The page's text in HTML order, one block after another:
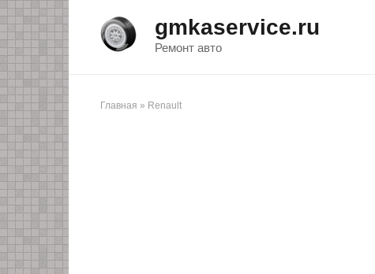
Перейти
к
контенту
gmkaservice.ru
Ремонт авто
Главная » Renault